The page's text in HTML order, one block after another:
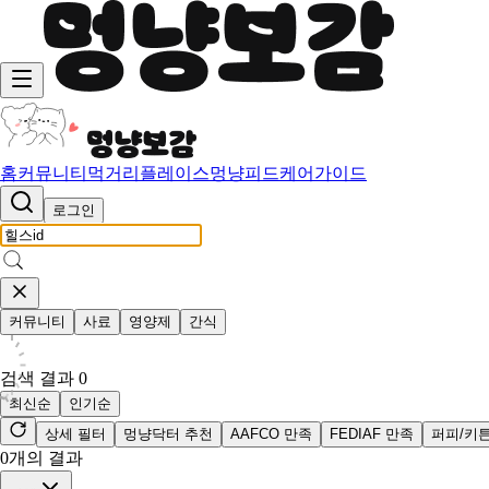
홈커뮤니티 먹거리 플레이스멍냥피드케어가이드
로그인
커뮤니티 사료 영양제 간식
검색 결과 0
최신순
인기순
상세 필터
멍냥닥터 추천 AAFCO 만족 FEDIAF 만족 퍼피/키
0개의 결과